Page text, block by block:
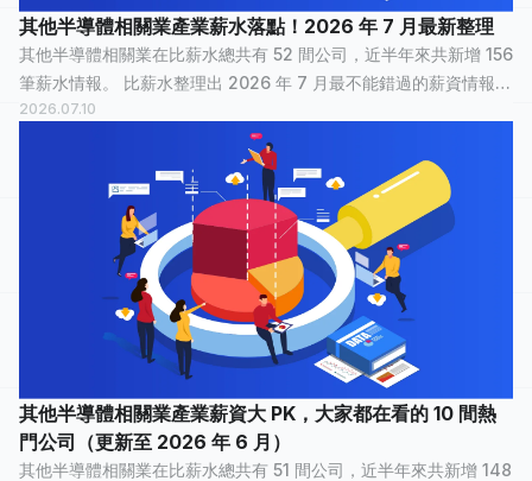
其他半導體相關業產業薪水落點！2026 年 7 月最新整理
其他半導體相關業在比薪水總共有 52 間公司，近半年來共新增 156
筆薪水情報。 比薪水整理出 2026 年 7 月最不能錯過的薪資情報，
讓正在物色新工作的大家，可以快速了解其他半導體相關業裡，哪
2026.07.10
其他半導體相關業產業薪資大 PK，大家都在看的 10 間熱
門公司（更新至 2026 年 6 月）
其他半導體相關業在比薪水總共有 51 間公司，近半年來共新增 148